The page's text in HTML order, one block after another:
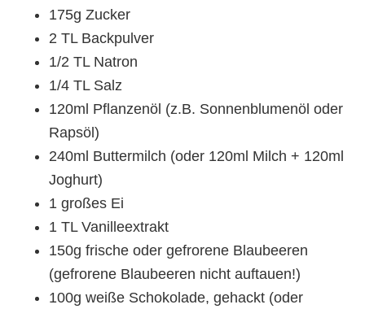
175g Zucker
2 TL Backpulver
1/2 TL Natron
1/4 TL Salz
120ml Pflanzenöl (z.B. Sonnenblumenöl oder
Rapsöl)
240ml Buttermilch (oder 120ml Milch + 120ml
Joghurt)
1 großes Ei
1 TL Vanilleextrakt
150g frische oder gefrorene Blaubeeren
(gefrorene Blaubeeren nicht auftauen!)
100g weiße Schokolade, gehackt (oder